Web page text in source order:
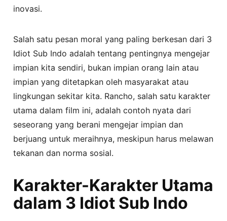
inovasi.
Salah satu pesan moral yang paling berkesan dari 3
Idiot Sub Indo adalah tentang pentingnya mengejar
impian kita sendiri, bukan impian orang lain atau
impian yang ditetapkan oleh masyarakat atau
lingkungan sekitar kita. Rancho, salah satu karakter
utama dalam film ini, adalah contoh nyata dari
seseorang yang berani mengejar impian dan
berjuang untuk meraihnya, meskipun harus melawan
tekanan dan norma sosial.
Karakter-Karakter Utama
dalam 3 Idiot Sub Indo